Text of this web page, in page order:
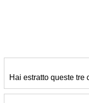
Hai estratto queste tre